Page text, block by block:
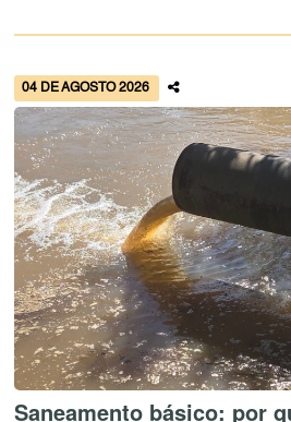
04 DE AGOSTO 2026
Saneamento básico: por